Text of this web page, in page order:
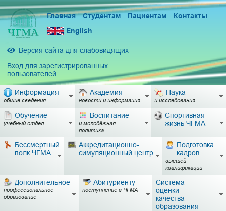
Главная Студентам Пациентам
Контакты
English
Версия сайта для слабовидящих
Вход для зарегистрированных
пользователей
Информация
общие сведения
Академия
новости и информация
Наука
и исследования
Обучение
учебный отдел
Воспитание
и молодёжная
политика
Спортивная
жизнь ЧГМА
Бессмертный
полк ЧГМА
Аккредитационно-
симуляционный центр
Подготовка
кадров
высшей
квалификации
Дополнительное
профессиональное
образование
Абитуриенту
поступление в ЧГМА
Система
оценки
качества
образования